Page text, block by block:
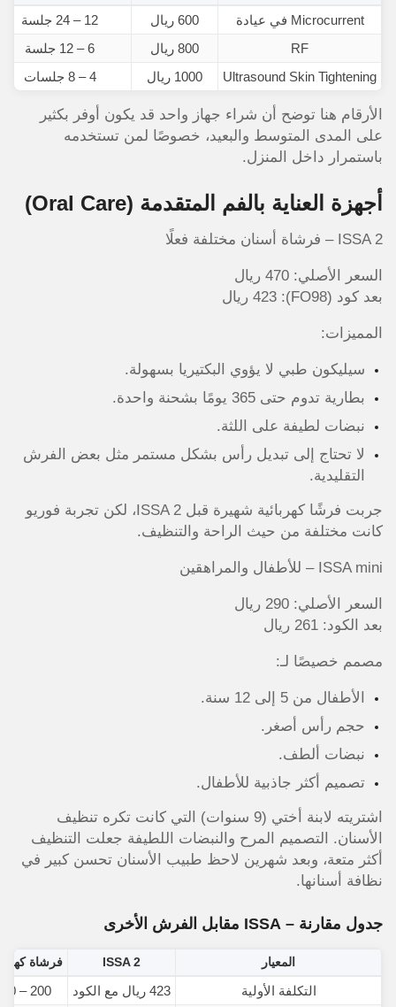
Microcurrent في عيادة 600 ريال
12 – 24 جلسة
RF
800 ريال
6 – 12 جلسة
Ultrasound Skin Tightening
1000 ريال 4 – 8 جلسات
الأرقام هنا توضح أن شراء جهاز واحد قد يكون أوفر بكثير
على المدى المتوسط والبعيد، خصوصًا لمن تستخدمه
باستمرار داخل المنزل.
أجهزة العناية بالفم المتقدمة (Oral Care)
ISSA 2 – فرشاة أسنان مختلفة فعلًا
السعر الأصلي: 470 ريال
بعد كود (FO98): 423 ريال
المميزات:
سيليكون طبي لا يؤوي البكتيريا بسهولة.
بطارية تدوم حتى 365 يومًا بشحنة واحدة.
نبضات لطيفة على اللثة.
لا تحتاج إلى تبديل رأس بشكل مستمر مثل بعض الفرش
التقليدية.
جربت فرشًا كهربائية شهيرة قبل ISSA 2، لكن تجربة فوريو
كانت مختلفة من حيث الراحة والتنظيف.
ISSA mini – للأطفال والمراهقين
السعر الأصلي: 290 ريال
بعد الكود: 261 ريال
مصمم خصيصًا لـ:
الأطفال من 5 إلى 12 سنة.
حجم رأس أصغر.
نبضات ألطف.
تصميم أكثر جاذبية للأطفال.
اشتريته لابنة أختي (9 سنوات) التي كانت تكره تنظيف
الأسنان. التصميم المرح والنبضات اللطيفة جعلت التنظيف
أكثر متعة، وبعد شهرين لاحظ طبيب الأسنان تحسن كبير في
نظافة أسنانها.
جدول مقارنة – ISSA مقابل الفرش الأخرى
المعيار ISSA 2 فرشاة
التكلفة الأولية 423 ريال مع الكود
200 – 400 ريال